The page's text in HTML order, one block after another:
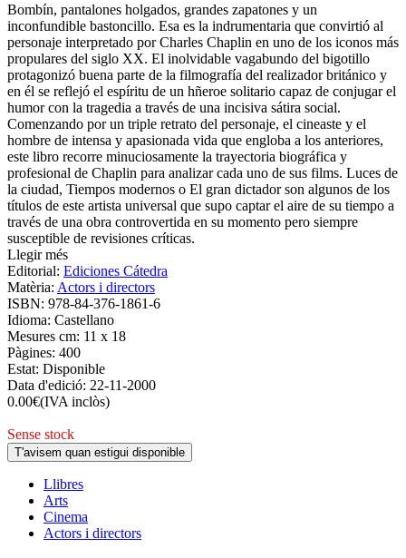
Bombín, pantalones holgados, grandes zapatones y un
inconfundible bastoncillo. Esa es la indrumentaria que convirtió al
personaje interpretado por Charles Chaplin en uno de los iconos más
propulares del siglo XX. El inolvidable vagabundo del bigotillo
protagonizó buena parte de la filmografía del realizador británico y
en él se reflejó el espíritu de un hñeroe solitario capaz de conjugar el
humor con la tragedia a través de una incisiva sátira social.
Comenzando por un triple retrato del personaje, el cineaste y el
hombre de intensa y apasionada vida que engloba a los anteriores,
este libro recorre minuciosamente la trayectoria biográfica y
profesional de Chaplin para analizar cada uno de sus films. Luces de
la ciudad, Tiempos modernos o El gran dictador son algunos de los
títulos de este artista universal que supo captar el aire de su tiempo a
través de una obra controvertida en su momento pero siempre
susceptible de revisiones críticas.
Llegir més
Editorial: Ediciones Cátedra
Matèria: Actors i directors
ISBN: 978-84-376-1861-6
Idioma: Castellano
Mesures cm: 11 x 18
Pàgines: 400
Estat: Disponible
Data d'edició: 22-11-2000
0.00€(IVA inclòs)
Sense stock
T'avisem quan estigui disponible
Llibres
Arts
Cinema
Actors i directors